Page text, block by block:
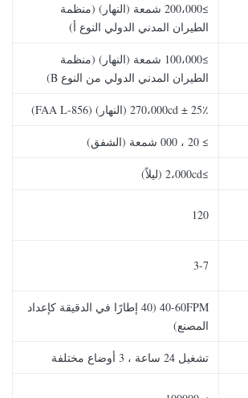
≥200،000 شمعة (النهار) (منظمة
الطيران المدني الدولي النوع أ)
≥100،000 شمعة (النهار) (منظمة
الطيران المدني الدولي من النوع B)
270،000cd ± 25٪ (النهار) (FAA L-856)
≥ 20 ، 000 شمعة (الشفق)
≥2،000cd (ليلاً)
120
3-7
40-60FPM (40 إطارًا في الدقيقة كإعداد
المصنع)
تشغيل 24 ساعة ، 3 أوضاع مختلفة